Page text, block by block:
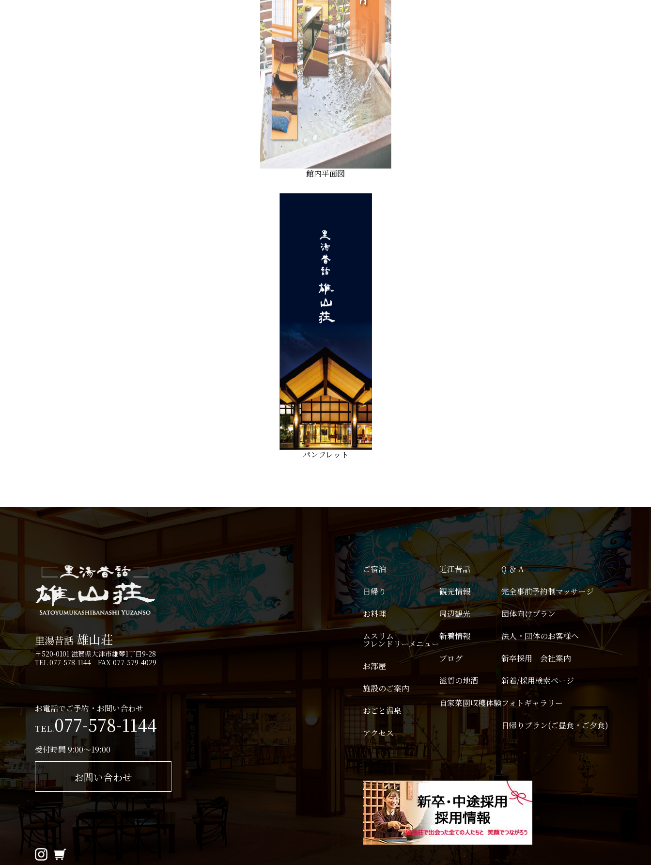
館内平面図
パンフレット
里湯昔話雄山荘
〒520-0101 滋賀県大津市雄琴1丁目9-28
TEL 077-578-1144 FAX 077-579-4029
お電話でご予約・お問い合わせ
TEL.077-578-1144
受付時間 9:00～19:00
お問い合わせ
ご宿泊
日帰り
お料理
ムスリム
フレンドリーメニュー
お部屋
施設のご案内
おごと温泉
アクセス
近江昔話
観光情報
周辺観光
新着情報
ブログ
滋賀の地酒
自家菜園収穫体験
Q ＆ A
完全事前予約制マッサージ
団体向けプラン
法人・団体のお客様へ
新卒採用 会社案内
新着/採用検索ページ
フォトギャラリー
日帰りプラン(ご昼食・ご夕食)